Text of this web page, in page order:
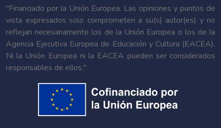
"Financiado por la Unión Europea. Las opiniones y puntos de
vista expresados solo comprometen a su(s) autor(es) y no
reflejan necesariamente los de la Unión Europea o los de la
Agencia Ejecutiva Europea de Educación y Cultura (EACEA).
Ni la Unión Europea ni la EACEA pueden ser considerados
responsables de ellos."